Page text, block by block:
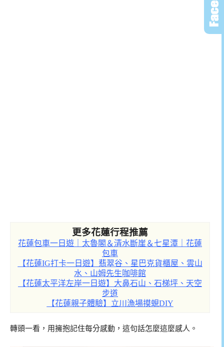
更多花蓮行程推薦
花蓮包車一日遊｜太魯閣＆清水斷崖＆七星潭｜花蓮
包車
【花蓮IG打卡一日遊】翡翠谷、星巴克貨櫃屋、雲山
水、山姆先生咖啡館
【花蓮太平洋左岸一日遊】大鼻石山、石梯坪、天空
步道
【花蓮親子體驗】立川漁場摸蜆DIY
轉頭一看，用擁抱記住每分感動，這句話怎麼這麼感人。